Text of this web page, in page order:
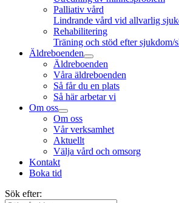
Palliativ vård
Lindrande vård vid allvarlig
Rehabilitering
Träning och stöd efter sjukdom/
Äldreboenden
Äldreboenden
Våra äldreboenden
Så får du en plats
Så här arbetar vi
Om oss
Om oss
Vår verksamhet
Aktuellt
Välja vård och omsorg
Kontakt
Boka tid
Sök efter: